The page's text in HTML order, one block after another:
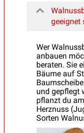
geeignet
Wer
anbauen
beraten. Sie
Bäume auf
und gepflegt
pflanzt du
Herznuss
Sorten